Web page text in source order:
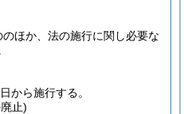
ほか、法の施行に関し必要な
から施行する。
止)